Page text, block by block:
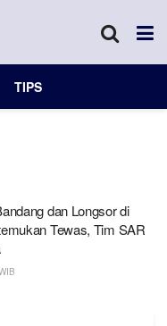
TIPS
dan Longsor di
Tewas, Tim SAR